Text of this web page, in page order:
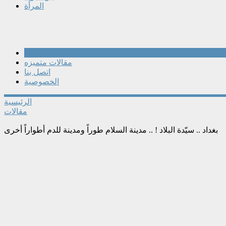
المرأة
مقالات متميزه
اتصل بنا
الخصوصية
الرئيسية
مقالات
بغداد .. سيّدة البلاد ! .. مدينة السلام طوراً ومدينة للدم أطواراً أخرى